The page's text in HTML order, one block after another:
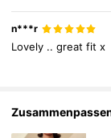
n***r
Lovely ..greatfitx